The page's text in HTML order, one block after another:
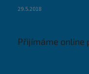
29.5.2018
Přijímáme online